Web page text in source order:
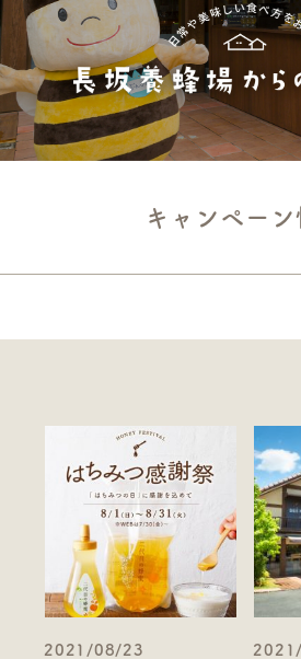
キャンペーン
2021/08/23